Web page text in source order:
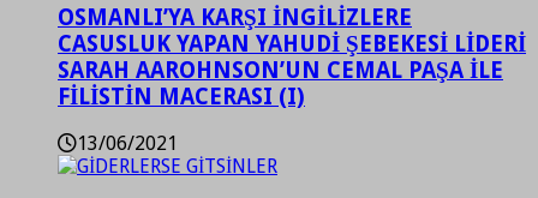
OSMANLI’YA KARŞI İNGİLİZLERE
CASUSLUK YAPAN YAHUDİ ŞEBEKESİ LİDERİ
SARAH AAROHNSON’UN CEMAL PAŞA İLE
FİLİSTİN MACERASI (I)
13/06/2021